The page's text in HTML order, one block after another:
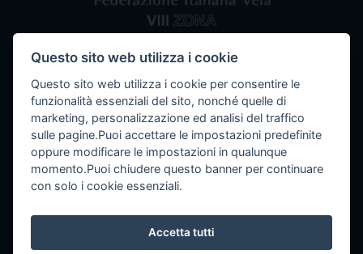
Comitato VIII ZonaFederazione Italiana Vela
Tel / Fax: 080 5351067 Email: segreteria@ottavazona.org
ottavazona@pec.itStadio della Vittoria, 4 Bari (BA) - 70123
C.F. 95003780103
Seguici su
Questo sito web utilizza i cookie
Questo sito web utilizza i cookie per consentire le
funzionalità essenziali del sito, nonché quelle di
marketing, personalizzazione ed analisi del traffico
sulle pagine.Puoi accettare le impostazioni predefinite
oppure modificare le impostazioni in qualunque
momento.Puoi chiudere questo banner per continuare
con solo i cookie essenziali.
Accetta tutti